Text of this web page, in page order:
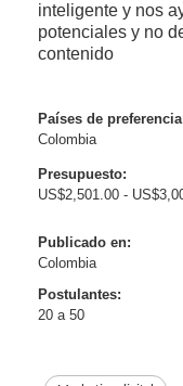
inteligente y nos
potenciales y no
contenido
Países de
Colombia
Presupuesto:
US$2,501.00 -
Publicado en:
Colombia
Postulantes:
20 a 50